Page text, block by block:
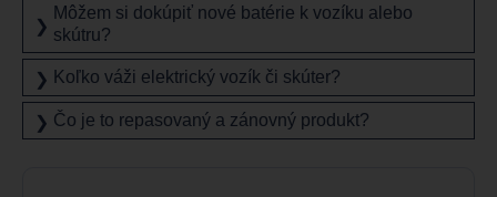
❯
Môžem si dokúpiť nové batérie k vozíku alebo
skútru?
❯ Koľko váži elektrický vozík či skúter?
❯ Čo je to repasovaný a zánovný produkt?